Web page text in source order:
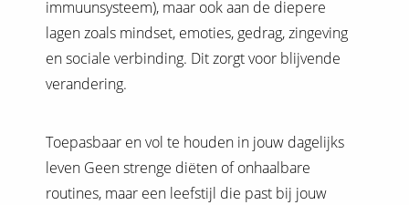
immuunsysteem), maar ook aan de diepere
lagen zoals mindset, emoties, gedrag, zingeving
en sociale verbinding. Dit zorgt voor blijvende
verandering.
Toepasbaar en vol te houden in jouw dagelijks
leven Geen strenge diëten of onhaalbare
routines, maar een leefstijl die past bij jouw